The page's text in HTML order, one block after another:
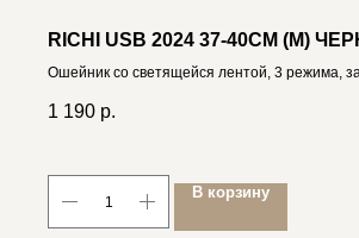
RICHI USB 2024 37-40СМ (M)
Ошейник со светящейся лентой, 3 режима,
1 190 р.
В корзину